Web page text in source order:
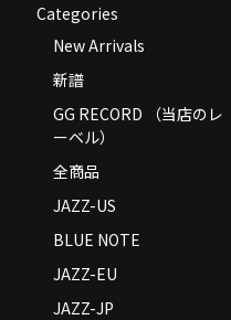
Categories
New Arrivals
新譜
GG RECORD （当店のレ
ーベル）
全商品
JAZZ-US
BLUE NOTE
JAZZ-EU
JAZZ-JP